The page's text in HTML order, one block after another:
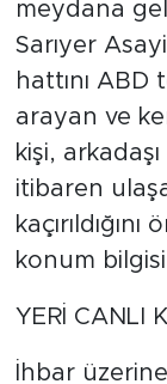
meydana
Sarıyer
hattını
arayan ve
kişi,
itibaren
konum
YERİ CANLI
İhbar